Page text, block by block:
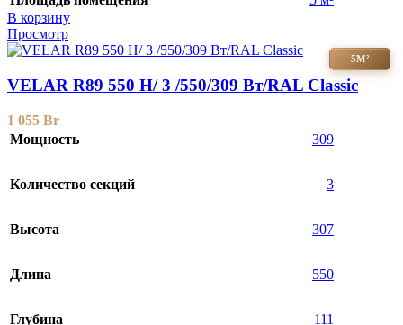
В корзину
Просмотр
5М²
VELAR R89 550 H/ 3 /550/309 Вт/RAL Classic
1 055 Br
Мощность
309
Количество секций 3
Высота 307
Длина 550
Глубина 111